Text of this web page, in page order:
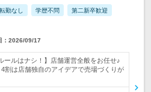
転勤なし 学歴不問 第二新卒歓迎
：2026/09/17
ールはナシ！】店舗運営全般をお任せ♪
割は店舗独自のアイデアで売場づくりが